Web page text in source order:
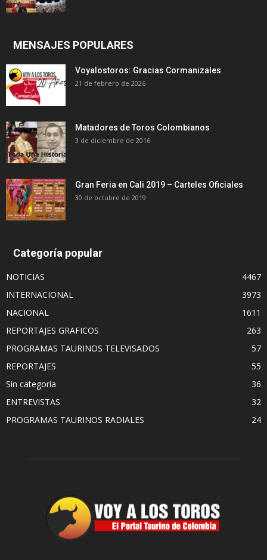
MENSAJES POPULARES
Voyalostoros: Gracias Cormanizales
21 de febrero de 2026
Matadores de Toros Colombianos
3 de diciembre de 2016
Gran Feria en Cali 2019 – Carteles Oficiales
30 de octubre de 2019
Categoría popular
NOTICIAS
4467
INTERNACIONAL
3973
NACIONAL
1611
REPORTAJES GRAFICOS
263
PROGRAMAS TAURINOS TELEVISADOS
57
REPORTAJES
55
Sin categoría
36
ENTREVISTAS
32
PROGRAMAS TAURINOS RADIALES
24